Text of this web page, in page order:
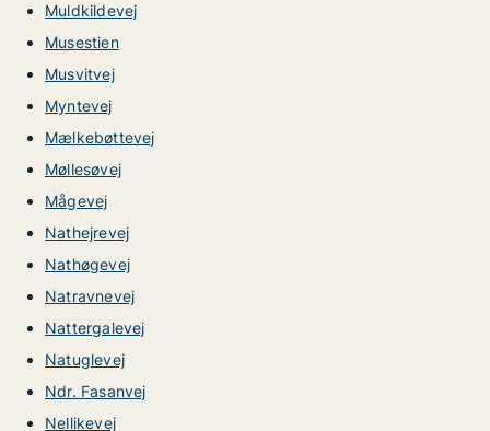
Muldkildevej
Musestien
Musvitvej
Myntevej
Mælkebøttevej
Møllesøvej
Mågevej
Nathejrevej
Nathøgevej
Natravnevej
Nattergalevej
Natuglevej
Ndr. Fasanvej
Nellikevej